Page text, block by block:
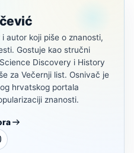
autor koji piše o znanosti,
Gostuje kao stručni
Discovery i History
za Večernji list. Osnivač je
hrvatskog portala
znanosti.